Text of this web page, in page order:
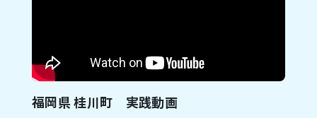
福岡県 桂川町 実践動画